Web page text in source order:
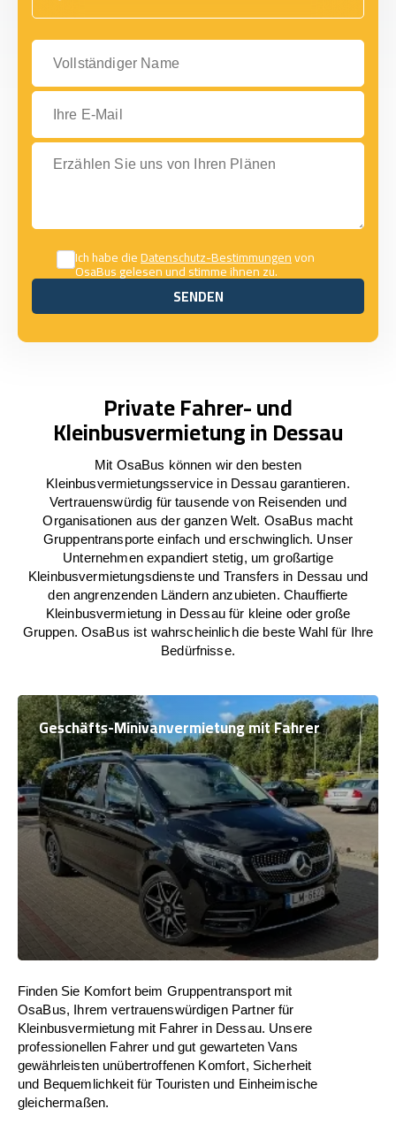
Vollständiger Name
Ihre E-Mail
Erzählen Sie uns von Ihren Plänen
Ich habe dieDatenschutz-Bestimmungenvon
OsaBus gelesen und stimme ihnen zu.
SENDEN
SENDEN
Private Fahrer- und
Kleinbusvermietung in Dessau
Mit OsaBus können wir den besten
Kleinbusvermietungsservice in Dessau garantieren.
Vertrauenswürdig für tausende von Reisenden und
Organisationen aus der ganzen Welt. OsaBus macht
Gruppentransporte einfach und erschwinglich. Unser
Unternehmen expandiert stetig, um großartige
Kleinbusvermietungsdienste und Transfers in Dessau und
den angrenzenden Ländern anzubieten. Chauffierte
Kleinbusvermietung in Dessau für kleine oder große
Gruppen. OsaBus ist wahrscheinlich die beste Wahl für Ihre
Bedürfnisse.
Geschäfts-Minivanvermietung mit Fahrer
Finden Sie Komfort beim Gruppentransport mit
OsaBus, Ihrem vertrauenswürdigen Partner für
Kleinbusvermietung mit Fahrer in Dessau. Unsere
professionellen Fahrer und gut gewarteten Vans
gewährleisten unübertroffenen Komfort, Sicherheit
und Bequemlichkeit für Touristen und Einheimische
gleichermaßen.